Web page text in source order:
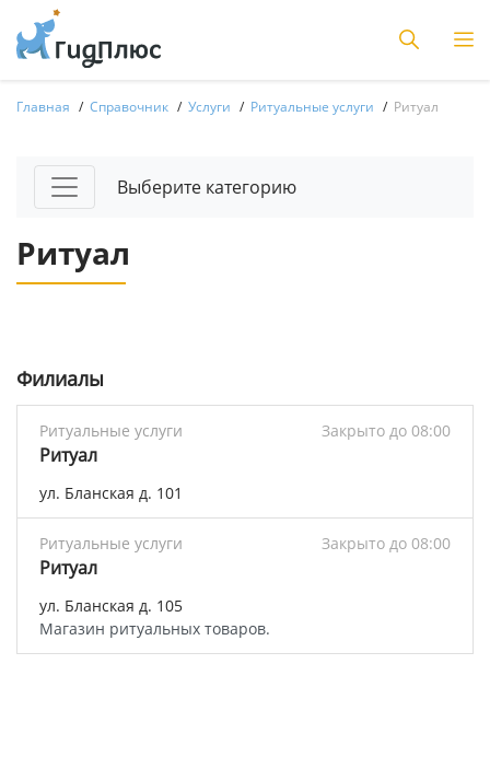
Главная Справочник Услуги Ритуальные услуги Ритуал
Выберите категорию
Ритуал
Филиалы
Ритуальные услуги Закрыто до 08:00
Ритуал
ул. Бланская д. 101
Ритуальные услуги Закрыто до 08:00
Ритуал
ул. Бланская д. 105
Магазин ритуальных товаров.